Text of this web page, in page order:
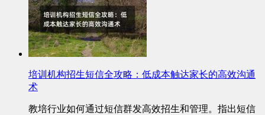
培训机构招生短信全攻略：低成本触达家长的高效沟通
术
教培行业如何通过短信群发高效招生和管理。指出短信